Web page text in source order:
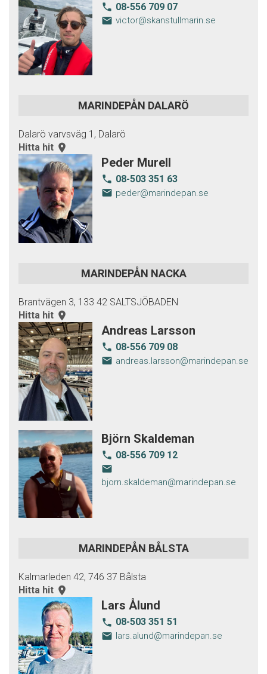
local_phone 08-556 709 07
email victor@skanstullmarin.se
MARINDEPÅN DALARÖ
Dalarö varvsväg 1, Dalarö
Hitta hit room
Peder Murell
local_phone 08-503 351 63
email peder@marindepan.se
MARINDEPÅN NACKA
Brantvägen 3, 133 42 SALTSJÖBADEN
Hitta hit room
Andreas Larsson
local_phone 08-556 709 08
email andreas.larsson@marindepan.se
Björn Skaldeman
local_phone 08-556 709 12
email
bjorn.skaldeman@marindepan.se
MARINDEPÅN BÅLSTA
Kalmarleden 42, 746 37 Bålsta
Hitta hit room
Lars Ålund
local_phone 08-503 351 51
email lars.alund@marindepan.se